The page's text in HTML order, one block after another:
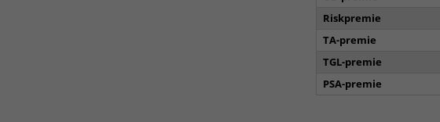
Riskpremie
TA-premie
TGL-premie
PSA-premie